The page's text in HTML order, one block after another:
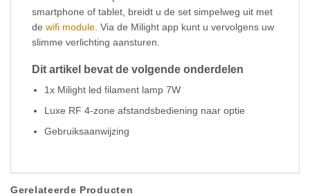
smartphone of tablet, breidt u de set simpelweg uit met
de wifi module. Via de Milight app kunt u vervolgens uw
slimme verlichting aansturen.
Dit artikel bevat de volgende onderdelen
1x Milight led filament lamp 7W
Luxe RF 4-zone afstandsbediening naar optie
Gebruiksaanwijzing
Gerelateerde Producten